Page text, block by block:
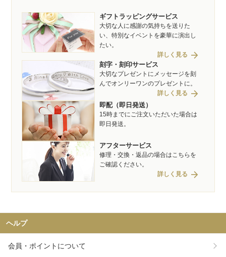
ギフトラッピングサービス
大切な人に感謝の気持ちを送りた
い、特別なイベントを豪華に演出し
たい。
詳しく見る arrow_forward
刻字・刻印サービス
大切なプレゼントにメッセージを刻
んでオンリーワンのプレゼントに。
詳しく見る arrow_forward
即配（即日発送）
15時までにご注文いただいた場合は
即日発送。
アフターサービス
修理・交換・返品の場合はこちらを
ご確認ください。
詳しく見る arrow_forward
ヘルプ
会員・ポイントについて